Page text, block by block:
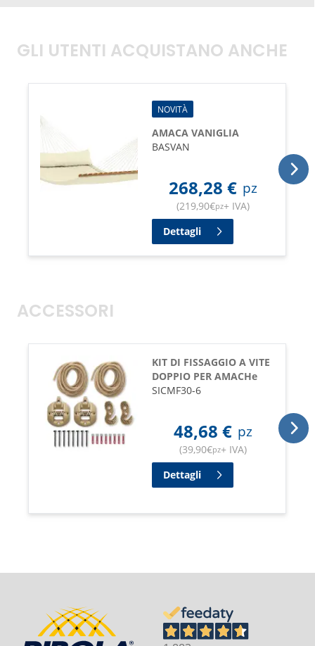
GLI UTENTI ACQUISTANO ANCHE
NOVITÀ
AMACA VANIGLIA
BASVAN
268,28 € pz
(219,90€pz+ IVA)
Dettagli
ACCESSORI
KIT DI FISSAGGIO A VITE
DOPPIO PER AMACHe
SICMF30-6
48,68 € pz
(39,90€pz+ IVA)
Dettagli